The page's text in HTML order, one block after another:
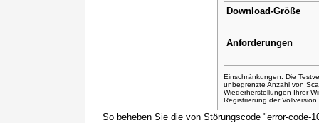
So beheben Sie die von Störungscode "error-code-
Download-Größe
Anforderungen
Einschränkungen: Die
unbegrenzte Anzahl von
Wiederherstellungen Ihrer
Registrierung der